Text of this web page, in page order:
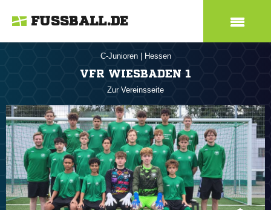
FUSSBALL.DE
C-Junioren Hessen
VFR WIESBADEN 1
Zur Vereinsseite